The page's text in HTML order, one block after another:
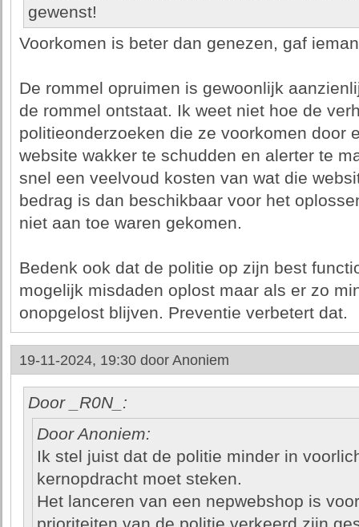
gewenst!
Voorkomen is beter dan genezen, gaf
De rommel opruimen is gewoonlijk
de rommel ontstaat. Ik weet niet hoe de
politieonderzoeken die ze voorkomen door
website wakker te schudden en alerter te
snel een veelvoud kosten van wat die
bedrag is dan beschikbaar voor het
niet aan toe waren gekomen.
Bedenk ook dat de politie op zijn best
mogelijk misdaden oplost maar als er zo
onopgelost blijven. Preventie verbetert dat.
19-11-2024, 19:30 door Anoniem
Door _R0N_:
Door Anoniem:
Ik stel juist dat de politie minder in
kernopdracht moet steken.
Het lanceren van een nepwebshop is